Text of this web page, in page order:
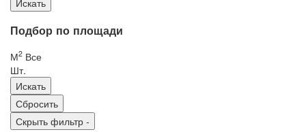
Подбор по площади
М2 Все
Шт.
Скрыть фильтр -